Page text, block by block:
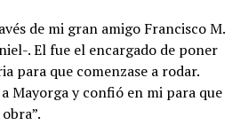
de mi gran amigo Francisco M.
. El fue el encargado de poner
para que comenzase a rodar.
Mayorga y confió en mi para que